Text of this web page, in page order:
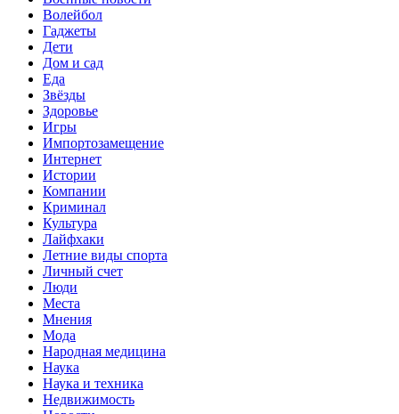
Волейбол
Гаджеты
Дети
Дом и сад
Еда
Звёзды
Здоровье
Игры
Импортозамещение
Интернет
Истории
Компании
Криминал
Культура
Лайфхаки
Летние виды спорта
Личный счет
Люди
Места
Мнения
Мода
Народная медицина
Наука
Наука и техника
Недвижимость